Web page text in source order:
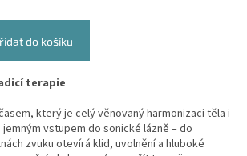
do košíku
terapie
který je celý věnovaný harmonizaci těla i
vstupem do sonické lázně – do
zvuku otevírá klid, uvolnění a hluboké